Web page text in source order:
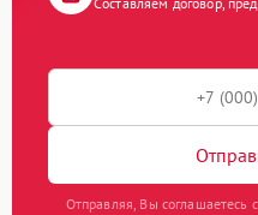
Отправляя, Вы соглашаетесь